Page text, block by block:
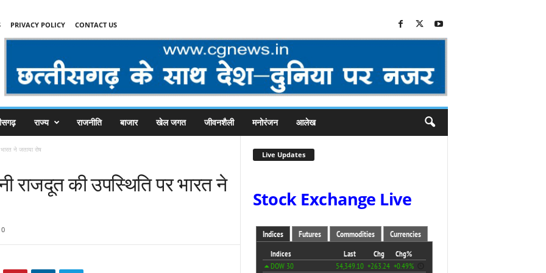
PRIVACY POLICY CONTACT US
राज्य राजनीति बाजार खेल जगत जीवनशैली मनोरंजन आलेख
ने जताया रोष
राजदूत की उपस्थिति पर भारत ने
0
Live Updates
Stock Exchange Live